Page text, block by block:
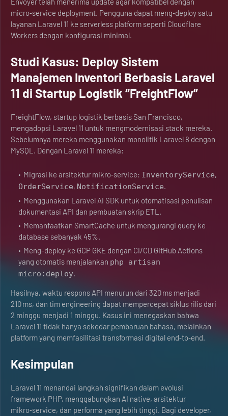
micro‑service deployment. Pengguna dapat meng‑deploy satu
layanan Laravel 11 ke serverless platform seperti Cloudflare
Workers dengan konfigurasi minimal.
Studi Kasus: Deploy Sistem
Manajemen Inventori Berbasis Laravel
11 di Startup Logistik “FreightFlow”
FreightFlow, startup logistik berbasis San Francisco,
mengadopsi Laravel 11 untuk mengmodernisasi stack mereka.
Sebelumnya mereka menggunakan monolitik Laravel 8 dengan
MySQL. Dengan Laravel 11 mereka:
Migrasi ke arsitektur mikro‑service: InventoryService,
OrderService, NotificationService.
Menggunakan Laravel AI SDK untuk otomatisasi penulisan
dokumentasi API dan pembuatan skrip ETL.
Memanfaatkan SmartCache untuk mengurangi query ke
database sebanyak 45%.
Meng-deploy ke GCP GKE dengan CI/CD GitHub Actions
yang otomatis menjalankan php artisan
micro:deploy.
Hasilnya, waktu respons API menurun dari 320 ms menjadi
210 ms, dan tim engineering dapat mempercepat siklus rilis dari
2 minggu menjadi 1 minggu. Kasus ini menegaskan bahwa
Laravel 11 tidak hanya sekedar pembaruan bahasa, melainkan
platform yang memfasilitasi transformasi digital end‑to‑end.
Kesimpulan
Laravel 11 menandai langkah signifikan dalam evolusi
framework PHP, menggabungkan AI native, arsitektur
mikro‑service, dan performa yang lebih tinggi. Bagi developer,